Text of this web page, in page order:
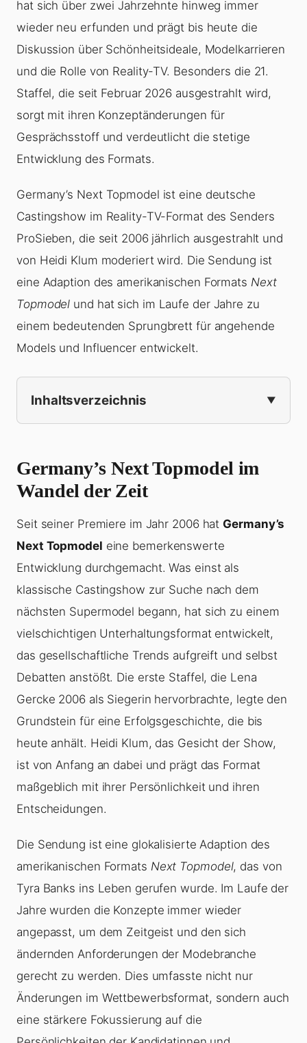
hat sich über zwei Jahrzehnte hinweg immer
wieder neu erfunden und prägt bis heute die
Diskussion über Schönheitsideale, Modelkarrieren
und die Rolle von Reality-TV. Besonders die 21.
Staffel, die seit Februar 2026 ausgestrahlt wird,
sorgt mit ihren Konzeptänderungen für
Gesprächsstoff und verdeutlicht die stetige
Entwicklung des Formats.
Germany’s Next Topmodel ist eine deutsche
Castingshow im Reality-TV-Format des Senders
ProSieben, die seit 2006 jährlich ausgestrahlt und
von Heidi Klum moderiert wird. Die Sendung ist
eine Adaption des amerikanischen Formats Next
Topmodel und hat sich im Laufe der Jahre zu
einem bedeutenden Sprungbrett für angehende
Models und Influencer entwickelt.
Inhaltsverzeichnis
Germany’s Next Topmodel im
Wandel der Zeit
Seit seiner Premiere im Jahr 2006 hat Germany’s
Next Topmodel eine bemerkenswerte
Entwicklung durchgemacht. Was einst als
klassische Castingshow zur Suche nach dem
nächsten Supermodel begann, hat sich zu einem
vielschichtigen Unterhaltungsformat entwickelt,
das gesellschaftliche Trends aufgreift und selbst
Debatten anstößt. Die erste Staffel, die Lena
Gercke 2006 als Siegerin hervorbrachte, legte den
Grundstein für eine Erfolgsgeschichte, die bis
heute anhält. Heidi Klum, das Gesicht der Show,
ist von Anfang an dabei und prägt das Format
maßgeblich mit ihrer Persönlichkeit und ihren
Entscheidungen.
Die Sendung ist eine glokalisierte Adaption des
amerikanischen Formats Next Topmodel, das von
Tyra Banks ins Leben gerufen wurde. Im Laufe der
Jahre wurden die Konzepte immer wieder
angepasst, um dem Zeitgeist und den sich
ändernden Anforderungen der Modebranche
gerecht zu werden. Dies umfasste nicht nur
Änderungen im Wettbewerbsformat, sondern auch
eine stärkere Fokussierung auf die